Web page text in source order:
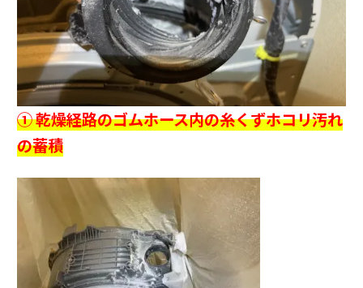
① 乾燥経路のゴムホース内の糸くずホコリ汚れ
の蓄積